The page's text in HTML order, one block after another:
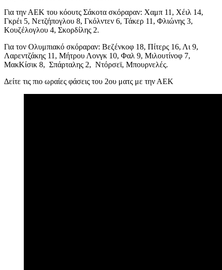
Για την ΑΕΚ του κόουτς Σάκοτα σκόραραν: Χαμπ 11, Χέιλ 14,
Γκρέι 5, Νετζήπογλου 8, Γκόλντεν 6, Τάκερ 11, Φλιώνης 3,
Κουζέλογλου 4, Σκορδίλης 2.
Για τον Ολυμπιακό σκόραραν: Βεζένκοφ 18, Πίτερς 16, Λι 9,
Λαρεντζάκης 11, Μήτρου Λονγκ 10, Φαλ 9, Μιλουτίνοφ 7,
ΜακΚίσικ 8, Σπάρταλης 2, Ντόρσεϊ, Μπουρνελές.
Δείτε τις πιο ωραίες φάσεις του 2ου ματς με την ΑΕΚ